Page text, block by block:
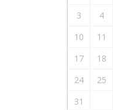
3
4
10
11
17
18
24
25
31